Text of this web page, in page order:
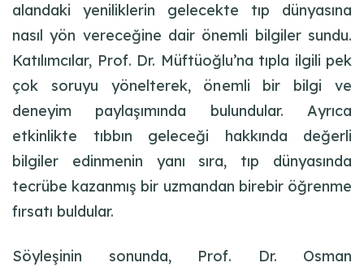
alandaki yeniliklerin gelecekte tıp dünyasına
nasıl yön vereceğine dair önemli bilgiler sundu.
Katılımcılar, Prof. Dr. Müftüoğlu’na tıpla ilgili pek
çok soruyu yönelterek, önemli bir bilgi ve
deneyim paylaşımında bulundular. Ayrıca
etkinlikte tıbbın geleceği hakkında değerli
bilgiler edinmenin yanı sıra, tıp dünyasında
tecrübe kazanmış bir uzmandan birebir öğrenme
fırsatı buldular.
Söyleşinin sonunda, Prof. Dr. Osman